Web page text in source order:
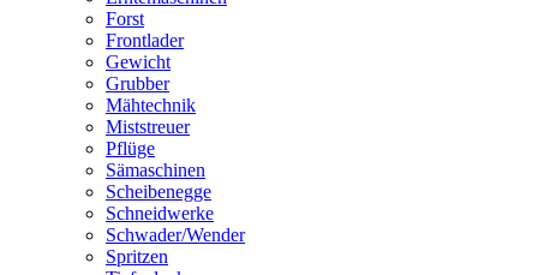
Forst
Frontlader
Gewicht
Grubber
Mähtechnik
Miststreuer
Pflüge
Sämaschinen
Scheibenegge
Schneidwerke
Schwader/Wender
Spritzen